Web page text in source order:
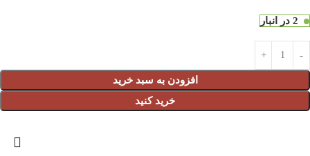
2 در انبار
افزودن به سبد خرید
خرید کنید